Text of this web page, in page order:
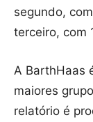
segundo,
terceiro, com
A BarthHaas
maiores
relatório é